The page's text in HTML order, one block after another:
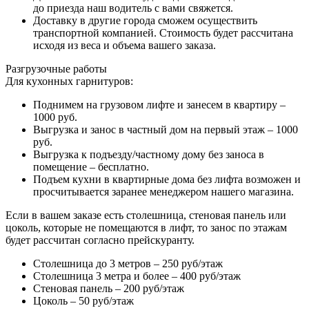
до приезда наш водитель с вами свяжется.
Доставку в другие города сможем осуществить
транспортной компанией. Стоимость будет рассчитана
исходя из веса и объема вашего заказа.
Разгрузочные работы
Для кухонных гарнитуров:
Поднимем на грузовом лифте и занесем в квартиру –
1000 руб.
Выгрузка и занос в частный дом на первый этаж – 1000
руб.
Выгрузка к подъезду/частному дому без заноса в
помещение – бесплатно.
Подъем кухни в квартирные дома без лифта возможен и
просчитывается заранее менеджером нашего магазина.
Если в вашем заказе есть столешница, стеновая панель или
цоколь, которые не помещаются в лифт, то занос по этажам
будет рассчитан согласно прейскуранту.
Столешница до 3 метров – 250 руб/этаж
Столешница 3 метра и более – 400 руб/этаж
Стеновая панель – 200 руб/этаж
Цоколь – 50 руб/этаж